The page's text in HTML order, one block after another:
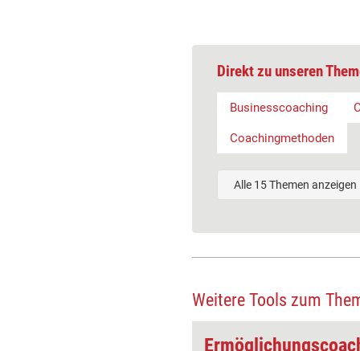
Direkt zu unseren
Businesscoaching
Coachingmethoden
Alle 15 Themen anzeigen
Weitere Tools zum